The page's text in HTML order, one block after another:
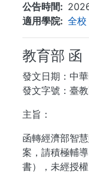
公告時間
適用學院
全校
教育部 函
發文日期：中
發文字號：臺
主旨：
函轉經濟部智
案，請積極輔
書），未經授